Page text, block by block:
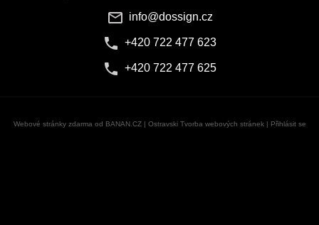
info@dossign.cz
+420 722 477 623
+420 722 477 625
Webové stránky zdarma od BANAN.CZ| Ostravski Tvorba webových stránek | Přihlásit se